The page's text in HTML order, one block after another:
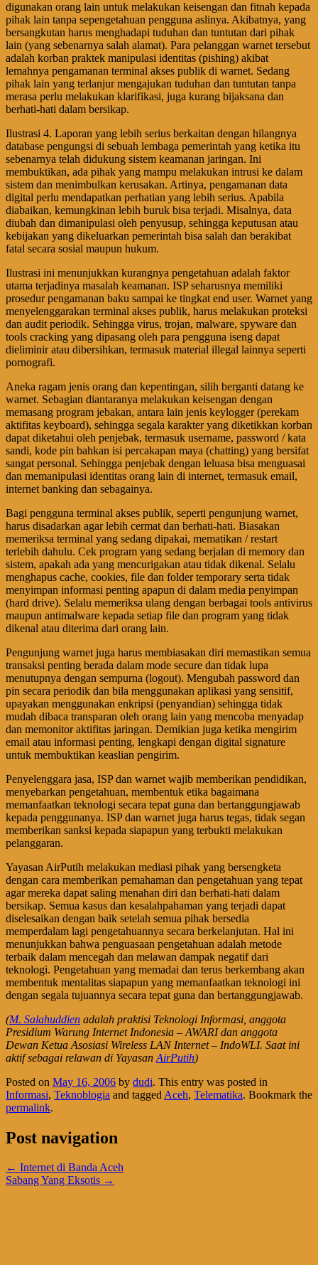
digunakan orang lain untuk melakukan keisengan dan fitnah kepada
pihak lain tanpa sepengetahuan pengguna aslinya. Akibatnya, yang
bersangkutan harus menghadapi tuduhan dan tuntutan dari pihak
lain (yang sebenarnya salah alamat). Para pelanggan warnet tersebut
adalah korban praktek manipulasi identitas (pishing) akibat
lemahnya pengamanan terminal akses publik di warnet. Sedang
pihak lain yang terlanjur mengajukan tuduhan dan tuntutan tanpa
merasa perlu melakukan klarifikasi, juga kurang bijaksana dan
berhati-hati dalam bersikap.
Ilustrasi 4. Laporan yang lebih serius berkaitan dengan hilangnya
database pengungsi di sebuah lembaga pemerintah yang ketika itu
sebenarnya telah didukung sistem keamanan jaringan. Ini
membuktikan, ada pihak yang mampu melakukan intrusi ke dalam
sistem dan menimbulkan kerusakan. Artinya, pengamanan data
digital perlu mendapatkan perhatian yang lebih serius. Apabila
diabaikan, kemungkinan lebih buruk bisa terjadi. Misalnya, data
diubah dan dimanipulasi oleh penyusup, sehingga keputusan atau
kebijakan yang dikeluarkan pemerintah bisa salah dan berakibat
fatal secara sosial maupun hukum.
Ilustrasi ini menunjukkan kurangnya pengetahuan adalah faktor
utama terjadinya masalah keamanan. ISP seharusnya memiliki
prosedur pengamanan baku sampai ke tingkat end user. Warnet yang
menyelenggarakan terminal akses publik, harus melakukan proteksi
dan audit periodik. Sehingga virus, trojan, malware, spyware dan
tools cracking yang dipasang oleh para pengguna iseng dapat
dieliminir atau dibersihkan, termasuk material illegal lainnya seperti
pornografi.
Aneka ragam jenis orang dan kepentingan, silih berganti datang ke
warnet. Sebagian diantaranya melakukan keisengan dengan
memasang program jebakan, antara lain jenis keylogger (perekam
aktifitas keyboard), sehingga segala karakter yang diketikkan korban
dapat diketahui oleh penjebak, termasuk username, password / kata
sandi, kode pin bahkan isi percakapan maya (chatting) yang bersifat
sangat personal. Sehingga penjebak dengan leluasa bisa menguasai
dan memanipulasi identitas orang lain di internet, termasuk email,
internet banking dan sebagainya.
Bagi pengguna terminal akses publik, seperti pengunjung warnet,
harus disadarkan agar lebih cermat dan berhati-hati. Biasakan
memeriksa terminal yang sedang dipakai, mematikan / restart
terlebih dahulu. Cek program yang sedang berjalan di memory dan
sistem, apakah ada yang mencurigakan atau tidak dikenal. Selalu
menghapus cache, cookies, file dan folder temporary serta tidak
menyimpan informasi penting apapun di dalam media penyimpan
(hard drive). Selalu memeriksa ulang dengan berbagai tools antivirus
maupun antimalware kepada setiap file dan program yang tidak
dikenal atau diterima dari orang lain.
Pengunjung warnet juga harus membiasakan diri memastikan semua
transaksi penting berada dalam mode secure dan tidak lupa
menutupnya dengan sempurna (logout). Mengubah password dan
pin secara periodik dan bila menggunakan aplikasi yang sensitif,
upayakan menggunakan enkripsi (penyandian) sehingga tidak
mudah dibaca transparan oleh orang lain yang mencoba menyadap
dan memonitor aktifitas jaringan. Demikian juga ketika mengirim
email atau informasi penting, lengkapi dengan digital signature
untuk membuktikan keaslian pengirim.
Penyelenggara jasa, ISP dan warnet wajib memberikan pendidikan,
menyebarkan pengetahuan, membentuk etika bagaimana
memanfaatkan teknologi secara tepat guna dan bertanggungjawab
kepada penggunanya. ISP dan warnet juga harus tegas, tidak segan
memberikan sanksi kepada siapapun yang terbukti melakukan
pelanggaran.
Yayasan AirPutih melakukan mediasi pihak yang bersengketa
dengan cara memberikan pemahaman dan pengetahuan yang tepat
agar mereka dapat saling menahan diri dan berhati-hati dalam
bersikap. Semua kasus dan kesalahpahaman yang terjadi dapat
diselesaikan dengan baik setelah semua pihak bersedia
memperdalam lagi pengetahuannya secara berkelanjutan. Hal ini
menunjukkan bahwa penguasaan pengetahuan adalah metode
terbaik dalam mencegah dan melawan dampak negatif dari
teknologi. Pengetahuan yang memadai dan terus berkembang akan
membentuk mentalitas siapapun yang memanfaatkan teknologi ini
dengan segala tujuannya secara tepat guna dan bertanggungjawab.
(M. Salahuddien adalah praktisi Teknologi Informasi, anggota
Presidium Warung Internet Indonesia – AWARI dan anggota
Dewan Ketua Asosiasi Wireless LAN Internet – IndoWLI. Saat ini
aktif sebagai relawan di Yayasan AirPutih)
Posted on May 16, 2006 by dudi. This entry was posted in
Informasi, Teknoblogia and tagged Aceh, Telematika. Bookmark the
permalink.
Post navigation
← Internet di Banda Aceh
Sabang Yang Eksotis →